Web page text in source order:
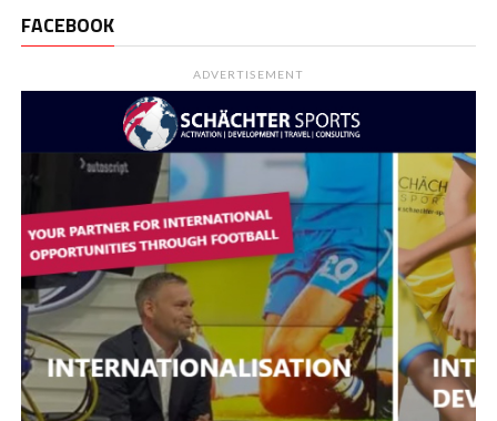
FACEBOOK
ADVERTISEMENT